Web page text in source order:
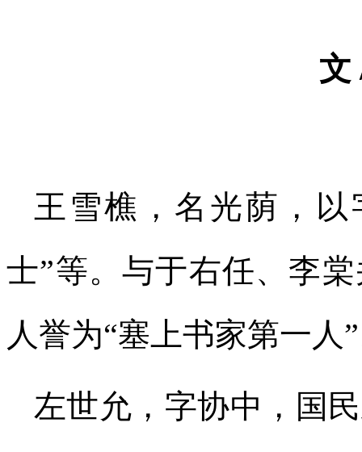
文
王雪樵，名光荫，以
士”等。与于右任、李
人誉为“塞上书家第一人
左世允，字协中，国